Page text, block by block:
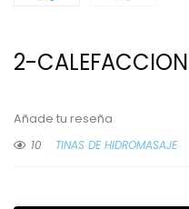
2-
Añade tu reseña
10
TINAS DE HIDROMASAJE